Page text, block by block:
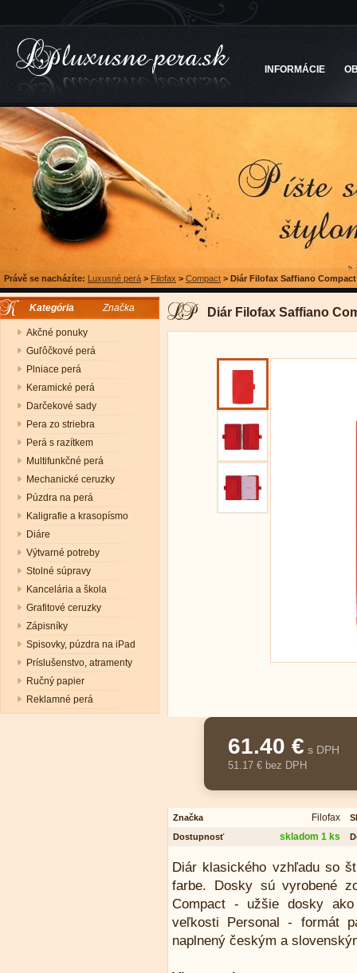
INFORMÁCIE
Právě se nacházíte: Luxusné perá > Filofax > Compact > Diár Filofax Saffiano
Kategória Značka
Akčné ponuky
Guľôčkové perá
Plniace perá
Keramické perá
Darčekové sady
Pera zo striebra
Perá s razítkem
Multifunkčné perá
Mechanické ceruzky
Púzdra na perá
Kaligrafie a krasopísmo
Diáre
Výtvarné potreby
Stolné súpravy
Kancelária a škola
Grafitové ceruzky
Zápisníky
Spisovky, púzdra na iPad
Príslušenstvo, atramenty
Ručný papier
Reklamné perá
Diár Filofax Saffiano
61.40 € s DPH
51.17 € bez DPH
Značka Filofax
Dostupnosť
skladom 1 ks
Diár klasického vzhľadu so
farbe. Dosky sú vyrobené
Compact - užšie dosky
veľkosti Personal - formát
naplnený českým a